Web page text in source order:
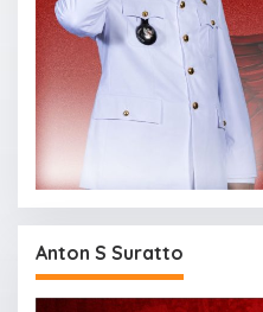
Anton S Suratto